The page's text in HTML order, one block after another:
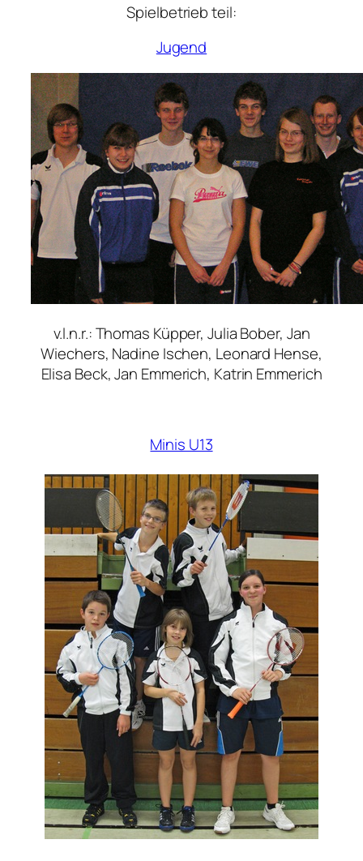
Spielbetrieb teil:
Jugend
v.l.n.r.: Thomas Küpper, Julia Bober, Jan
Wiechers, Nadine Ischen, Leonard Hense,
Elisa Beck, Jan Emmerich, Katrin Emmerich
Minis U13